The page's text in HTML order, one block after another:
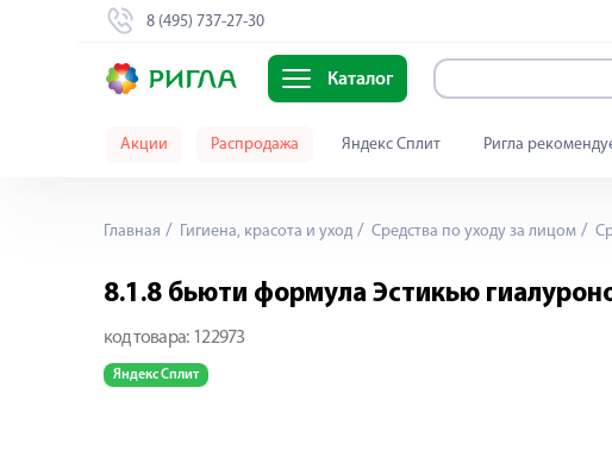
8 (495) 737-27-30
Каталог
Акции Распродажа Яндекс Сплит Ригла
Главная Гигиена, красота и уход Средства по уходу за лицом
8.1.8 бьюти формула Эстикью
код товара: 122973
Яндекс Сплит